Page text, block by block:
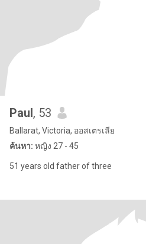
Paul, 53
Ballarat, Victoria, ออสเตรเลีย
ค้นหา: หญิง 27 - 45
51 years old father of three